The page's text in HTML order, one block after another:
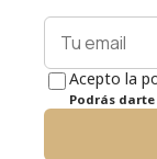
Acepto la
Podrás